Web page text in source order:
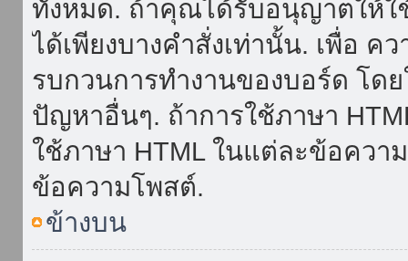
ทั้งหมด. ถ้าคุณได้รับอนุญาตให้ใ
ได้เพียงบางคำสั่งเท่านั้น. เพื่อ
รบกวนการทำงานของบอร์ด โด
ปัญหาอื่นๆ. ถ้าการใช้ภาษา
ใช้ภาษา HTML ในแต่ละข้อคว
ข้อความโพสต์.
ข้างบน